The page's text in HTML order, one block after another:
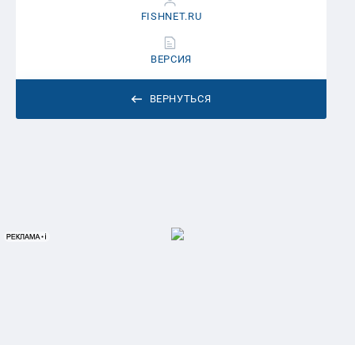
ВЕРНУТЬСЯ
FISHNET.RU
ВЕРСИЯ